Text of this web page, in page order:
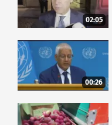
02:05
00:26